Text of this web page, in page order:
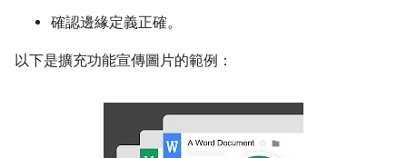
確認邊緣定義正確。
以下是擴充功能宣傳圖片的範例：